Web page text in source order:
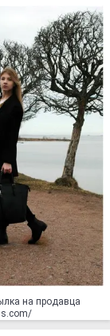
на продавца